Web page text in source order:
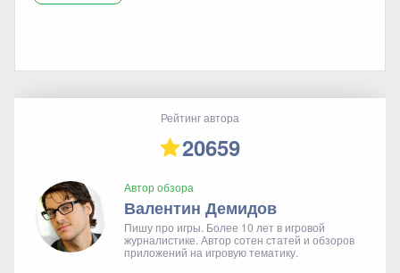
Рейтинг автора
20659
Автор обзора
Валентин Демидов
Пишу про игры. Более 10 лет в игровой
журналистике. Автор сотен статей и обзоров
приложений на игровую тематику.